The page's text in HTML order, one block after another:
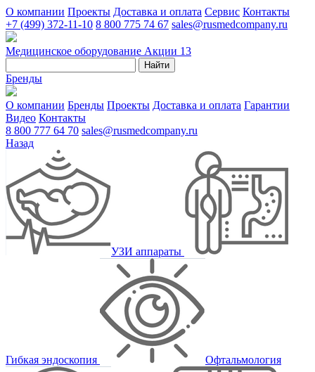
О компании Проекты Доставка и оплата Сервис Контакты
+7 (499) 372-11-10 8 800 775 74 67 sales@rusmedcompany.ru
Медицинское оборудование Акции 13
Найти
Бренды
О компании Бренды Проекты Доставка и оплата Гарантии
Видео Контакты
8 800 777 64 70 sales@rusmedcompany.ru
Назад
УЗИ аппараты
Гибкая эндоскопия Офтальмология